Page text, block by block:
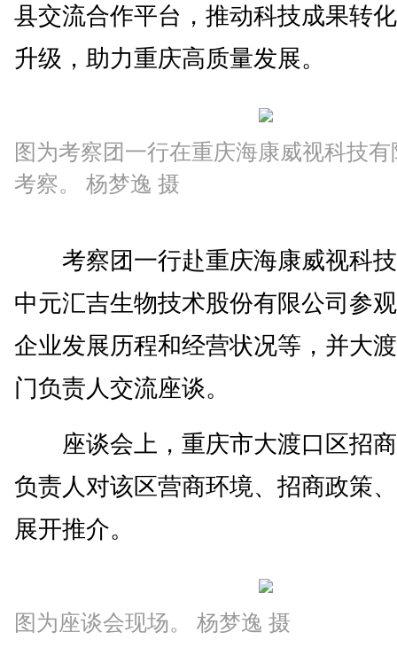
县交流合作平台，推动科技成果转
升级，助力重庆高质量发展。
图为考察团一行在重庆海康威视科技
考察。 杨梦逸 摄
考察团一行赴重庆海康威视科技
中元汇吉生物技术股份有限公司参
企业发展历程和经营状况等，并大
门负责人交流座谈。
座谈会上，重庆市大渡口区招商
负责人对该区营商环境、招商政策
展开推介。
图为座谈会现场。 杨梦逸 摄